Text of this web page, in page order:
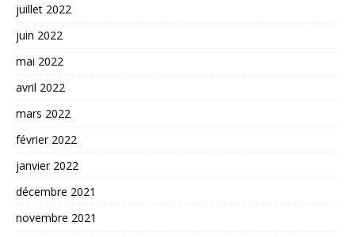
juillet 2022
juin 2022
mai 2022
avril 2022
mars 2022
février 2022
janvier 2022
décembre 2021
novembre 2021